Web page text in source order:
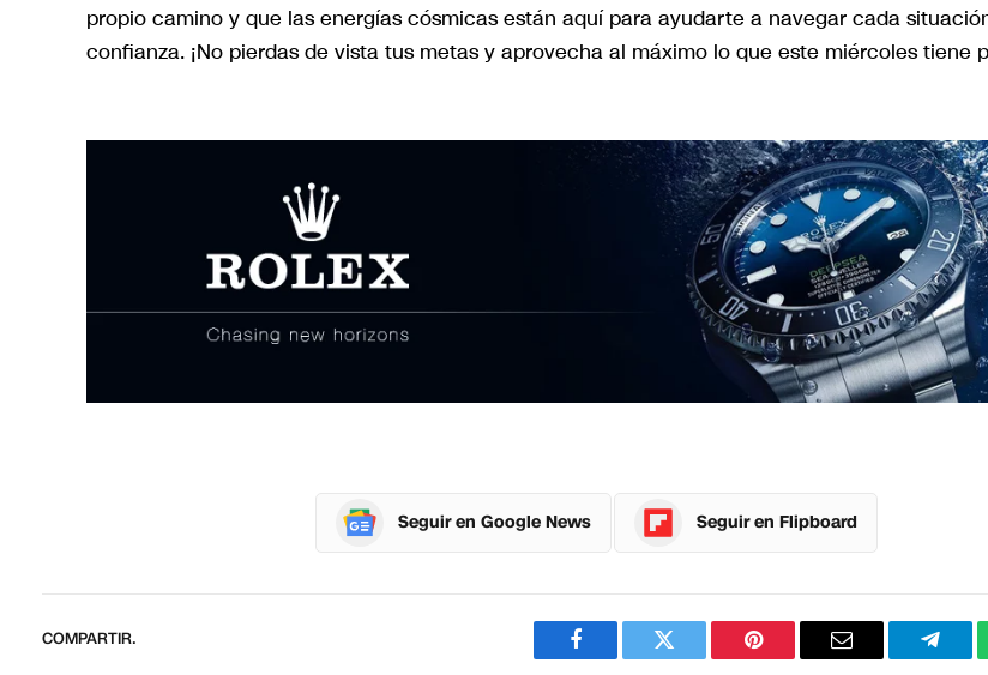
propio camino y que las energías cósmicas están aquí para ayudarte a navegar cada
confianza. ¡No pierdas de vista tus metas y aprovecha al máximo lo que este miércoles tiene
Seguir en Google News Seguir en Flipboard
COMPARTIR.
FacebookTwitter PinterestCorreo